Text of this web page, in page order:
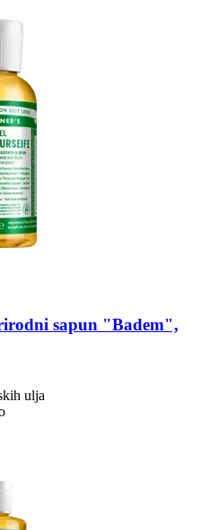
sapun "Badem",
ulja